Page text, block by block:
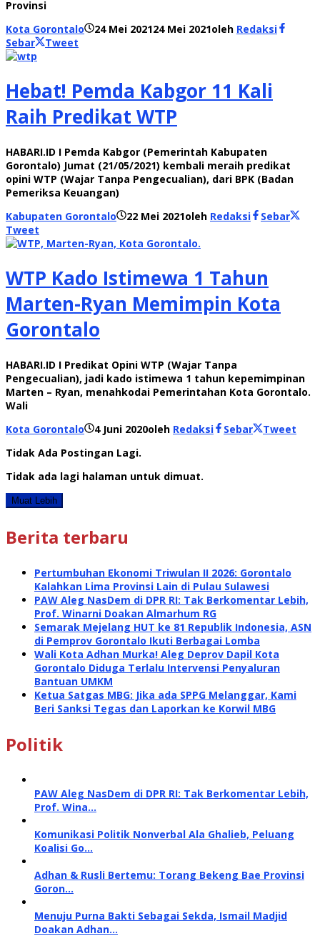
Provinsi
Kota Gorontalo
24 Mei 202124 Mei 2021oleh Redaksi
Sebar
Tweet
Hebat! Pemda Kabgor 11 Kali
Raih Predikat WTP
HABARI.ID I Pemda Kabgor (Pemerintah Kabupaten
Gorontalo) Jumat (21/05/2021) kembali meraih predikat
opini WTP (Wajar Tanpa Pengecualian), dari BPK (Badan
Pemeriksa Keuangan)
Kabupaten Gorontalo
22 Mei 2021oleh Redaksi
Sebar
Tweet
WTP Kado Istimewa 1 Tahun
Marten-Ryan Memimpin Kota
Gorontalo
HABARI.ID I Predikat Opini WTP (Wajar Tanpa
Pengecualian), jadi kado istimewa 1 tahun kepemimpinan
Marten – Ryan, menahkodai Pemerintahan Kota Gorontalo.
Wali
Kota Gorontalo
4 Juni 2020oleh Redaksi Sebar
Tweet
Tidak Ada Postingan Lagi.
Tidak ada lagi halaman untuk dimuat.
Muat Lebih
Berita terbaru
Pertumbuhan Ekonomi Triwulan II 2026: Gorontalo
Kalahkan Lima Provinsi Lain di Pulau Sulawesi
PAW Aleg NasDem di DPR RI: Tak Berkomentar Lebih,
Prof. Winarni Doakan Almarhum RG
Semarak Mejelang HUT ke 81 Republik Indonesia, ASN
di Pemprov Gorontalo Ikuti Berbagai Lomba
Wali Kota Adhan Murka! Aleg Deprov Dapil Kota
Gorontalo Diduga Terlalu Intervensi Penyaluran
Bantuan UMKM
Ketua Satgas MBG: Jika ada SPPG Melanggar, Kami
Beri Sanksi Tegas dan Laporkan ke Korwil MBG
Politik
PAW Aleg NasDem di DPR RI: Tak Berkomentar Lebih,
Prof. Wina…
Komunikasi Politik Nonverbal Ala Ghalieb, Peluang
Koalisi Go…
Adhan & Rusli Bertemu: Torang Bekeng Bae Provinsi
Goron…
Menuju Purna Bakti Sebagai Sekda, Ismail Madjid
Doakan Adhan…